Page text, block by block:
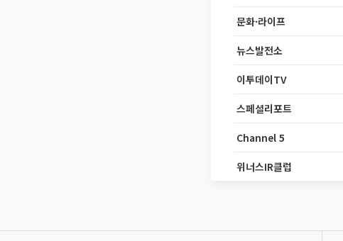
문화·라이프
뉴스발전소
이투데이TV
스페셜리포트
Channel 5
위너스IR클럽